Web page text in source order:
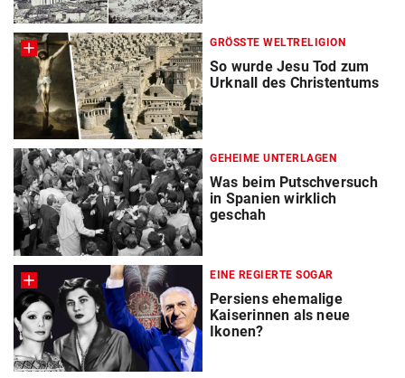
GRÖSSTE WELTRELIGION
So wurde Jesu Tod zum
Urknall des Christentums
GEHEIME UNTERLAGEN
Was beim Putschversuch
in Spanien wirklich
geschah
EINE REGIERTE SOGAR
Persiens ehemalige
Kaiserinnen als neue
Ikonen?